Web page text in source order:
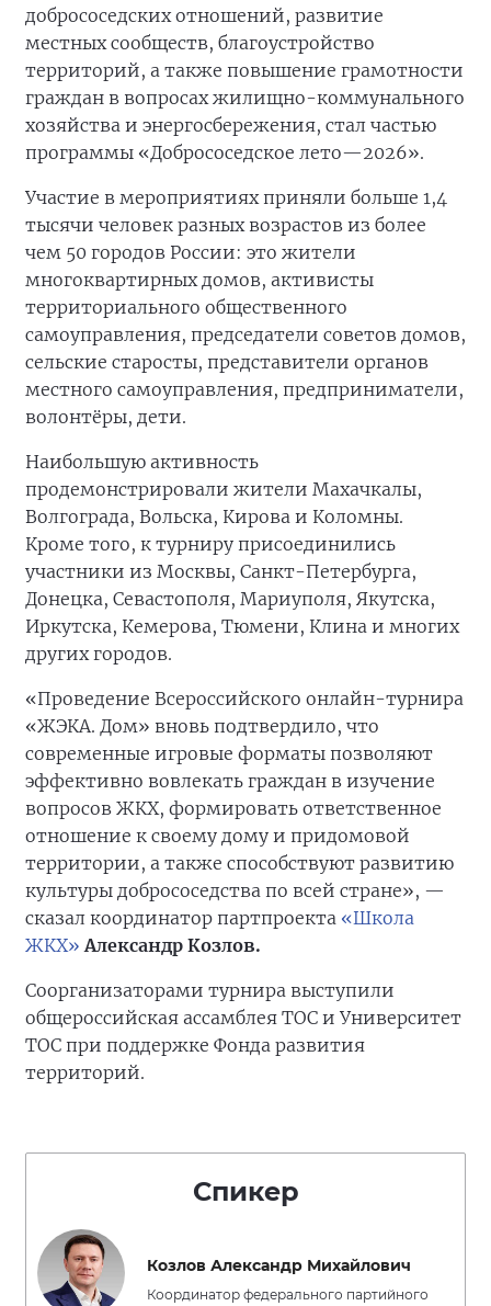
добрососедских отношений, развитие
местных сообществ, благоустройство
территорий, а также повышение грамотности
граждан в вопросах жилищно-коммунального
хозяйства и энергосбережения, стал частью
программы «Добрососедское лето—2026».
Участие в мероприятиях приняли больше 1,4
тысячи человек разных возрастов из более
чем 50 городов России: это жители
многоквартирных домов, активисты
территориального общественного
самоуправления, председатели советов домов,
сельские старосты, представители органов
местного самоуправления, предприниматели,
волонтёры, дети.
Наибольшую активность
продемонстрировали жители Махачкалы,
Волгограда, Вольска, Кирова и Коломны.
Кроме того, к турниру присоединились
участники из Москвы, Санкт-Петербурга,
Донецка, Севастополя, Мариуполя, Якутска,
Иркутска, Кемерова, Тюмени, Клина и многих
других городов.
«Проведение Всероссийского онлайн-турнира
«ЖЭКА. Дом» вновь подтвердило, что
современные игровые форматы позволяют
эффективно вовлекать граждан в изучение
вопросов ЖКХ, формировать ответственное
отношение к своему дому и придомовой
территории, а также способствуют развитию
культуры добрососедства по всей стране», —
сказал координатор партпроекта «Школа
ЖКХ» Александр Козлов.
Соорганизаторами турнира выступили
общероссийская ассамблея ТОС и Университет
ТОС при поддержке Фонда развития
территорий.
Спикер
Козлов Александр Михайлович
Координатор федерального партийного